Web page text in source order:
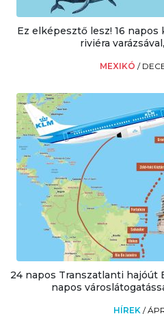
Ez elképesztő lesz! 16 napos
riviéra
MEXIKÓ /
24 napos Transzatlanti hajóút
napos
HÍREK /